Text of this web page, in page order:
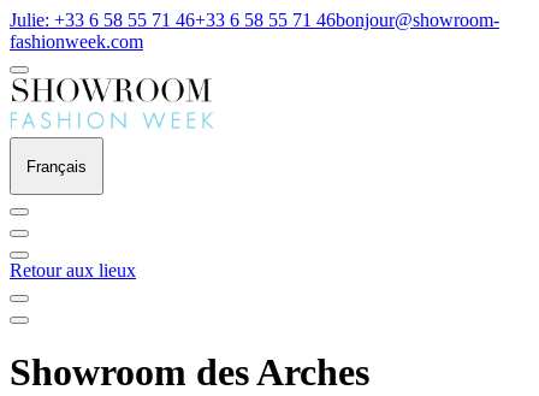
Julie: +33 6 58 55 71 46+33 6 58 55 71 46bonjour@showroom-
fashionweek.com
Français
Retour aux lieux
Showroom des Arches